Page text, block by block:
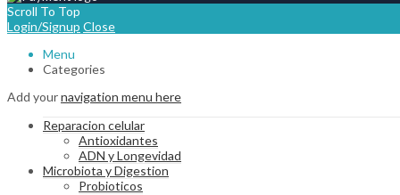
Scroll To Top
Login/Signup Close
Menu
Categories
Add yournavigation menu here
Reparacion celular
Antioxidantes
ADN y Longevidad
Microbiota y Digestion
Probioticos